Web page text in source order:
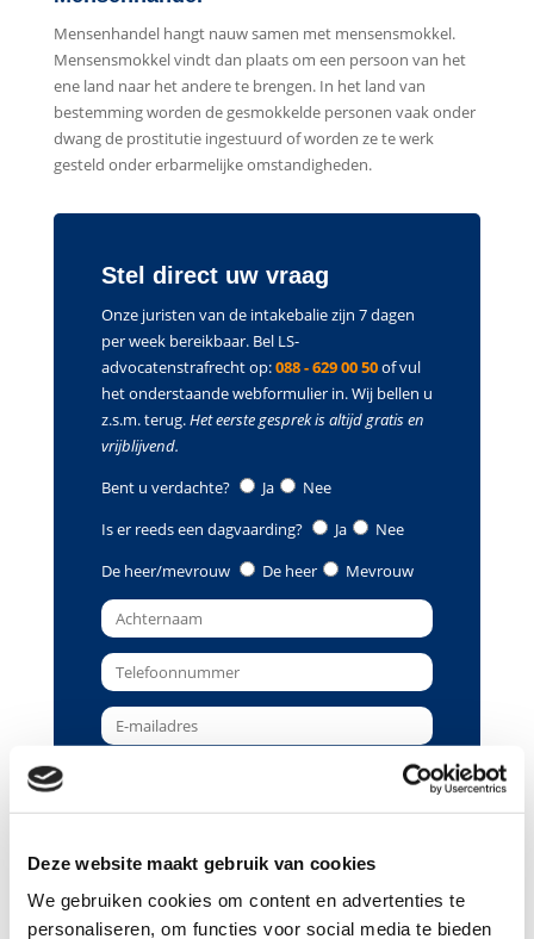
Deze website maakt gebruik van cookies
We gebruiken cookies om content en advertenties te
personaliseren, om functies voor social media te bieden
Mensenhandel hangt nauw samen met mensensmokkel.
Mensensmokkel vindt dan plaats om een persoon van het
ene land naar het andere te brengen. In het land van
bestemming worden de gesmokkelde personen vaak onder
dwang de prostitutie ingestuurd of worden ze te werk
gesteld onder erbarmelijke omstandigheden.
Stel direct uw vraag
Onze juristen van de intakebalie zijn 7 dagen
per week bereikbaar. Bel LS-
advocatenstrafrecht op:088 - 629 00 50of vul
het onderstaande webformulier in. Wij bellen u
z.s.m. terug.Het eerste gesprek is altijd gratis en
vrijblijvend.
Bent u verdachte?
Ja
Nee
Is er reeds een dagvaarding?
Ja
Nee
De heer/mevrouw
De heer Mevrouw
Gewenste terugbelmoment
Tijdstip